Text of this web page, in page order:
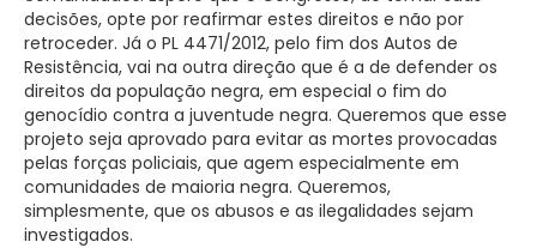
decisões, opte por reafirmar estes direitos e não por
retroceder. Já o PL 4471/2012, pelo fim dos Autos de
Resistência, vai na outra direção que é a de defender os
direitos da população negra, em especial o fim do
genocídio contra a juventude negra. Queremos que esse
projeto seja aprovado para evitar as mortes provocadas
pelas forças policiais, que agem especialmente em
comunidades de maioria negra. Queremos,
simplesmente, que os abusos e as ilegalidades sejam
investigados.